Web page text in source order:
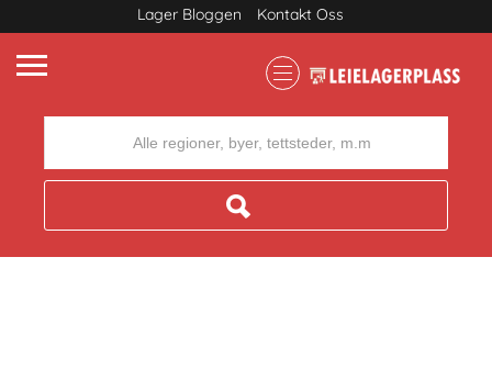
Lager Bloggen Kontakt Oss